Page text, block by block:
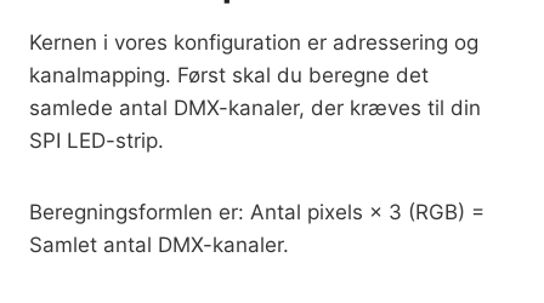
Kernen i vores konfiguration er adressering og
kanalmapping. Først skal du beregne det
samlede antal DMX-kanaler, der kræves til din
SPI LED-strip.
Beregningsformlen er: Antal pixels × 3 (RGB) =
Samlet antal DMX-kanaler.